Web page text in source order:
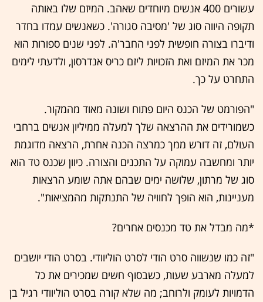
עשורים 400 אנשים מיוחדים שאהב. המיזם שלו באותה
תקופה היווה סוג של 'מסיבה סגורה'. כשאנשים עמדו בחדר
ודיברו בצורה חופשית לפני החבר'ה. לפני שנים ספורות הוא
מכר את המיזם ואת הזכויות ליזם כריס אנדרסון, ולדעתי לימים
התחרט על כך.
"הפורמט של הכנס היום פתוח ושונה מאוד מהמקור.
כשמורידים את ההרצאה שלך למעלה ממיליון אנשים ברחבי
העולם, זה דורש ממך כמרצה הכנה אחרת, הרצאה מדוגמת
יותר ומחשבה עמוקה על התכנים והצורה. כיוון שכנס טד הוא
סוג של מרתון, שלושה ימים שבהם אתה שומע הרצאות
מעניינות, הוא הופך לחוויה של התנתקות מהמציאות".
*מה מבדל את טד מכנסים אחרים?
"זה כמו שנשווה סרט הודי לסרט הוליוודי. בסרט הודי יושבים
למעלה מארבע שעות, כשבסוף חשים שמכירים את כל
הדמויות לעומק ולרוחב; מה שלא קורה בסרט הוליוודי רגיל בן